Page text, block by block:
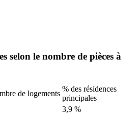
selon le nombre de pièces à
de logements
% des résidences
principales
3,9 %